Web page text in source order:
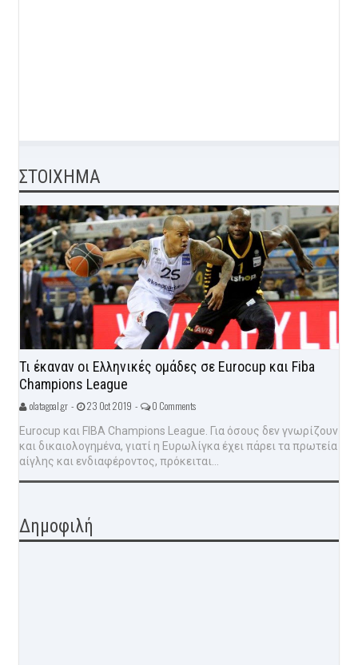
ΣΤΟΙΧΗΜΑ
Τι έκαναν οι Ελληνικές ομάδες σε Eurocup και Fiba
Champions League
olatagoal.gr - 23 Oct 2019 - 0 Comments
Eurocup και FIBA Champions League. Για όσους δεν γνωρίζουν
και δικαιολογημένα, γιατί η Ευρωλίγκα έχει πάρει τα πρωτεία
αίγλης και ενδιαφέροντος, πρόκειται...
Δημοφιλή